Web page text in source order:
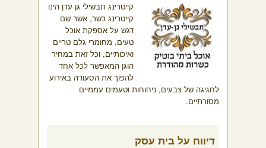
קייטרינג תבשילי גן עדן הינו
קייטרינג כשר, אשר שם
דגש על אספקת אוכל
טעים, מחומרי גלם טריים
ואיכותיים, וכל זאת במחיר
הוגן המאפשר לכל אחד
להפוך את הסעודה באירוע
לחגיגה של צבעים, ניחוחות וטעמים עממיים
מסורתיים.
דיווח על בית עסק